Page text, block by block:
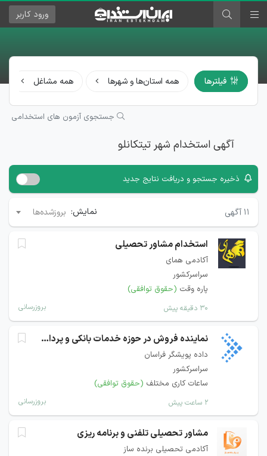
ورود کاربر
فیلترها همه استان‌ها و شهرها همه مشاغل
جستجوی آزمون های استخدامی
آگهی استخدام شهر تیتکانلو
ذخیره جستجو و دریافت نتایج جدید
۱۱ آگهی نمایش: بروزشده‌ها
استخدام مشاور تحصیلی
آکادمی همای
سراسرکشور
پاره وقت (حقوق توافقی)
۳۰ دقیقه پیش بروزرسانی
نماینده فروش در حوزه خدمات بانکی و پرداخت
داده پویشگر فراسان
سراسرکشور
ساعات کاری مختلف (حقوق توافقی)
۲ ساعت پیش بروزرسانی
مشاور تحصیلی تلفنی و برنامه ریزی
آکادمی تحصیلی برنده ساز